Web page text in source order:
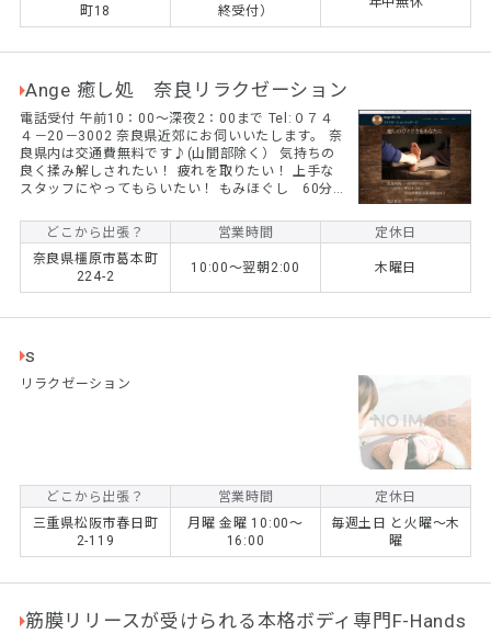
町18
終受付）
Ange 癒し処 奈良リラクゼーション
電話受付 午前10：00～深夜2：00まで Tel:０７４
４－20－3002 奈良県近郊にお伺いいたします。 奈
良県内は交通費無料です♪(山間部除く） 気持ちの
良く揉み解しされたい！ 疲れを取りたい！ 上手な
スタッフにやってもらいたい！ もみほぐし 60分
約はこちらまで→ 0744-20-3002
どこから出張？ 営業時間
定休日
奈良県橿原市葛本町
224-2
10:00～翌朝2:00 木曜日
s
リラクゼーション
どこから出張？ 営業時間
定休日
三重県松阪市春日町
2-119
月曜 金曜 10:00〜
16:00
毎週土日 と火曜〜木
曜
筋膜リリースが受けられる本格ボディ専門F-Hands